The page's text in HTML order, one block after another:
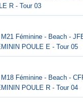
R - Tour 03
Féminine - Beach -
POULE E - Tour 05
Féminine - Beach -
POULE R - Tour 04